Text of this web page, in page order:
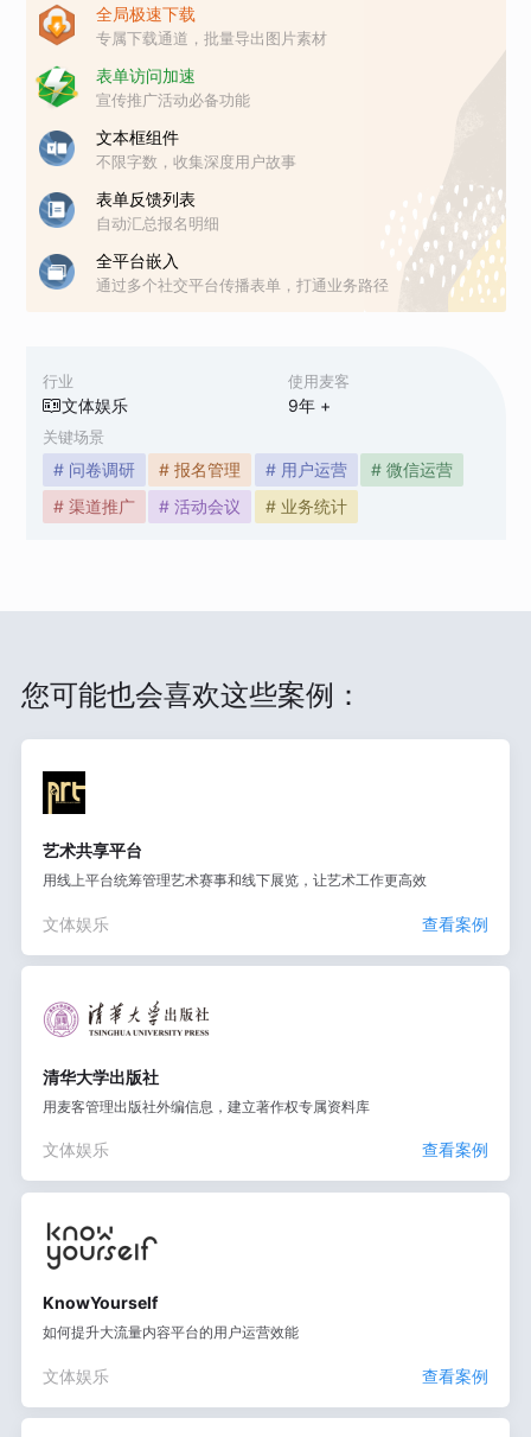
行业
文体娱乐
使用麦客
9年 +
关键场景
# 问卷调研 # 报名管理 # 用户运营
# 微信运营
# 渠道推广
# 活动会议 # 业务统计
全局极速下载
专属下载通道，批量导出图片素材
表单访问加速
宣传推广活动必备功能
文本框组件
不限字数，收集深度用户故事
表单反馈列表
自动汇总报名明细
全平台嵌入
通过多个社交平台传播表单，打通业务路径
您可能也会喜欢这些案例：
艺术共享平台
用线上平台统筹管理艺术赛事和线下展览，让艺术工作更高效
文体娱乐 查看案例
清华大学出版社
用麦客管理出版社外编信息，建立著作权专属资料库
文体娱乐 查看案例
KnowYourself
如何提升大流量内容平台的用户运营效能
文体娱乐 查看案例